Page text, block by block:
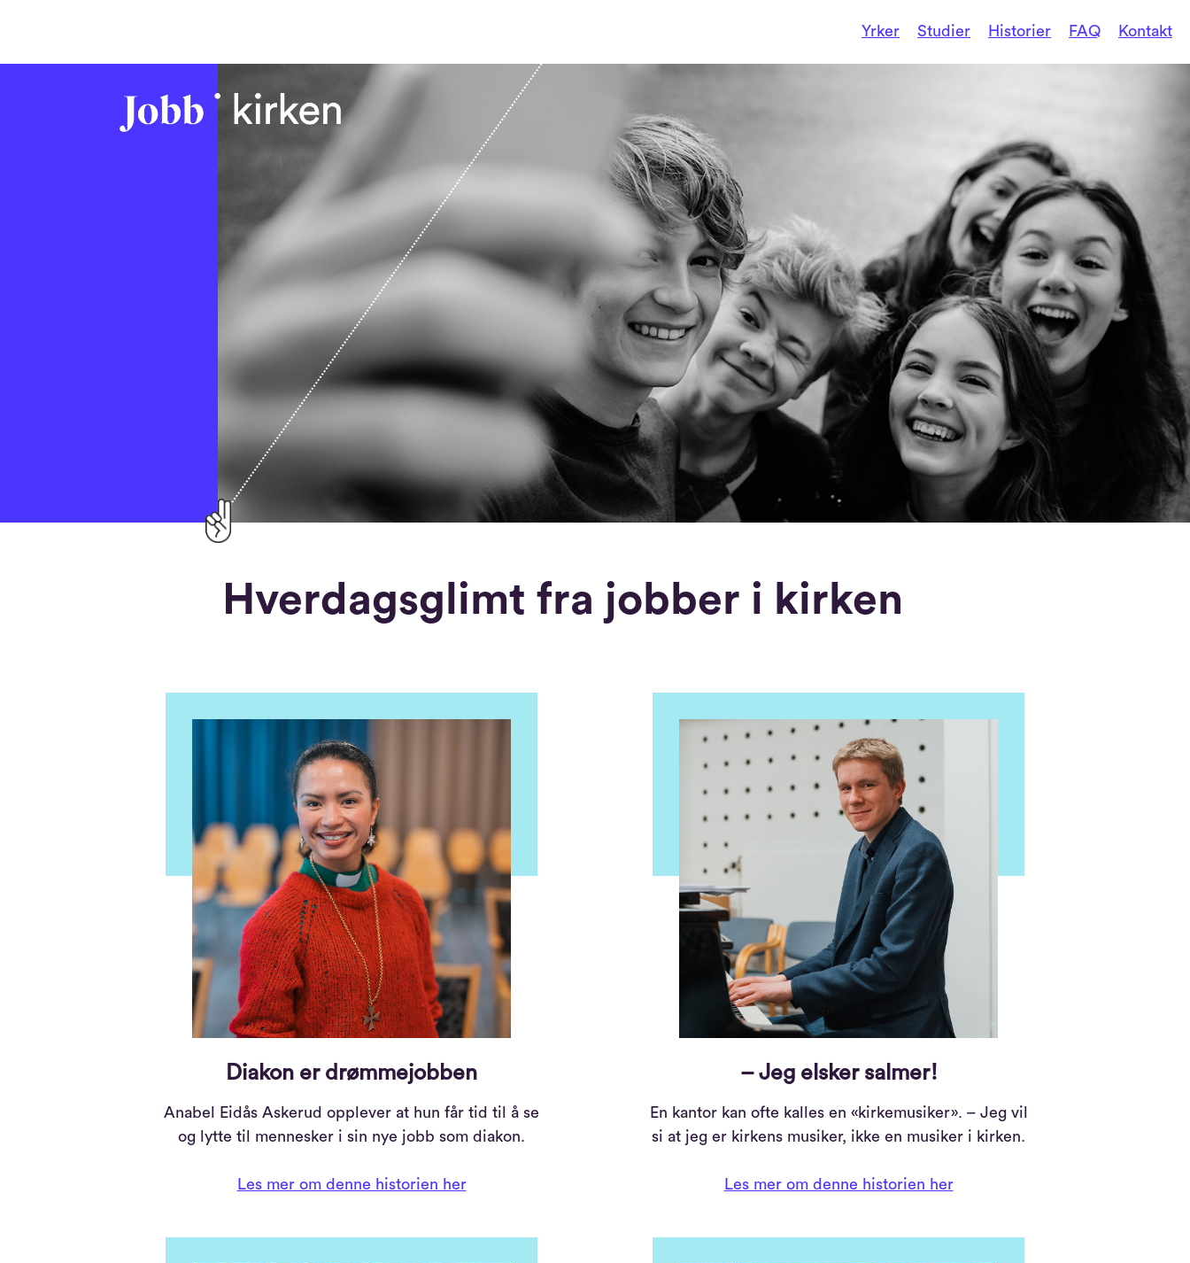
Kontakt
FAQ
Historier
Studier
Yrker
Hverdagsglimt fra jobber i kirken
Diakon er drømmejobben
Anabel Eidås Askerud opplever at hun får tid til å se
og lytte til mennesker i sin nye jobb som diakon.
Les mer om denne historien her
– Jeg elsker salmer!
En kantor kan ofte kalles en «kirkemusiker». – Jeg vil
si at jeg er kirkens musiker, ikke en musiker i kirken.
Les mer om denne historien her